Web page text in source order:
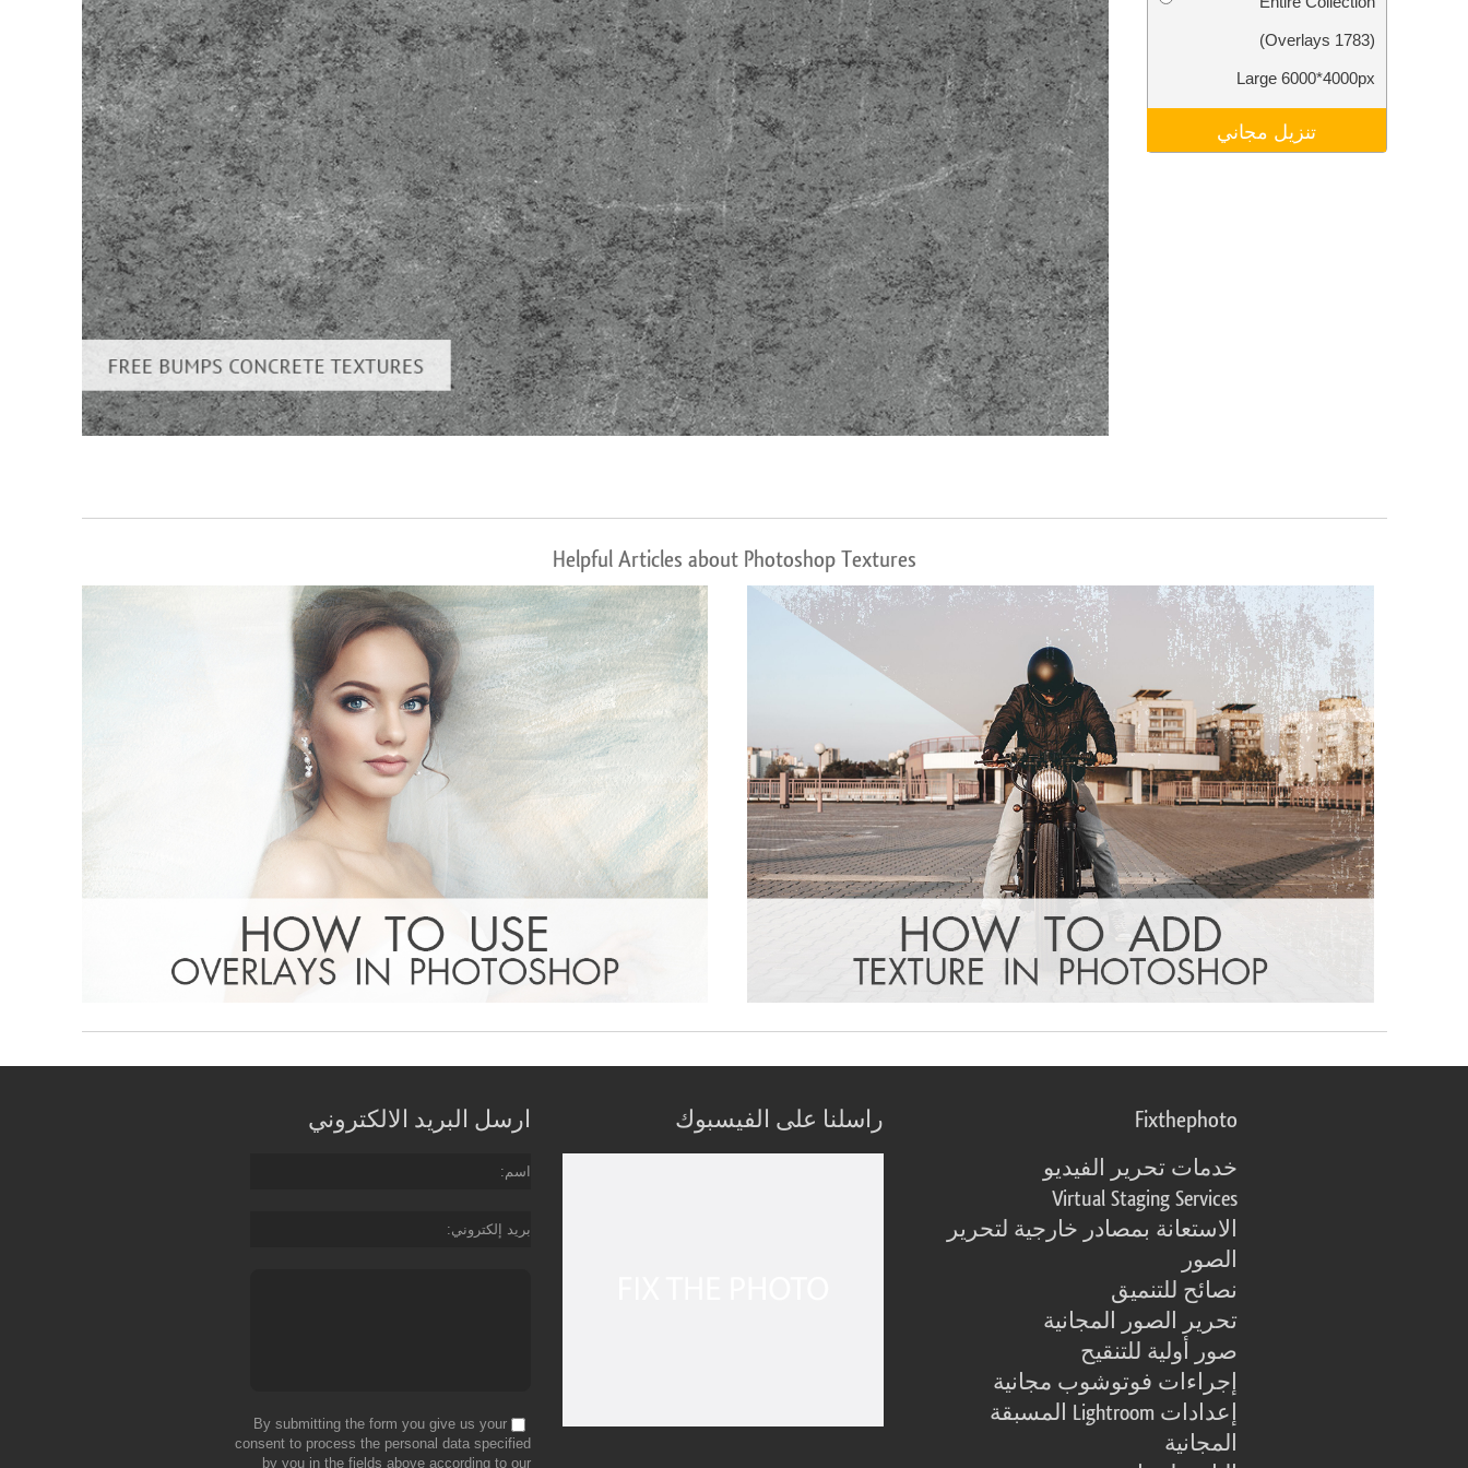
تنقيح المنتجات خدمات تنميق المجوهرات بيانات تدريب الذكاء
الاصطناعي
Video Editing Services
(1783 Overlays)
Large 6000*4000px
تنزيل مجاني
Helpful Articles about Photoshop Textures
ارسل البريد الالكتروني
اسم
بريد إلكتروني
By submitting the form you give us your
consent to process the personal data specified
by you in the fields above according to our
راسلنا على الفيسبوك Fixthephoto
خدمات تحرير الفيديو
Virtual Staging Services
الاستعانة بمصادر خارجية لتحرير
الصور
نصائح للتنميق
تحرير الصور المجانية
صور أولية للتنقيح
إجراءات فوتوشوب مجانية
إعدادات Lightroom المسبقة
المجانية